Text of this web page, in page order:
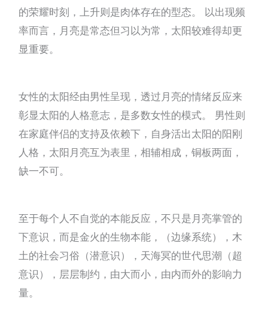
的荣耀时刻，上升则是肉体存在的型态。 以出现频
率而言，月亮是常态但习以为常，太阳较难得却更
显重要。
女性的太阳经由男性呈现，透过月亮的情绪反应来
彰显太阳的人格意志，是多数女性的模式。 男性则
在家庭伴侣的支持及依赖下，自身活出太阳的阳刚
人格，太阳月亮互为表里，相辅相成，铜板两面，
缺一不可。
至于每个人不自觉的本能反应，不只是月亮掌管的
下意识，而是金火的生物本能，（边缘系统），木
土的社会习俗（潜意识），天海冥的世代思潮（超
意识），层层制约，由大而小，由内而外的影响力
量。